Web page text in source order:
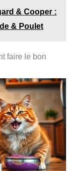
& Cooper :
& Poulet
faire le bon